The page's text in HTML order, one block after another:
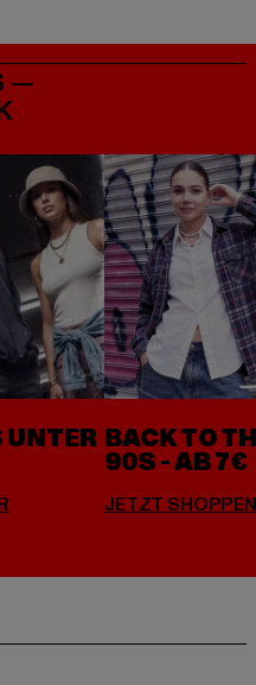
—
DEALS OF THE WEEK
BACK TO
90S - AB 7€